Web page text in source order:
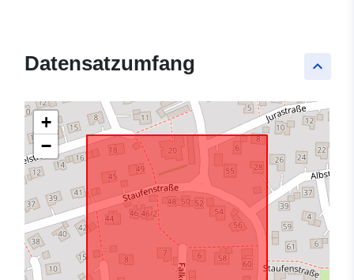
keyboard_arrow_up
Datensatzumfang
+
−